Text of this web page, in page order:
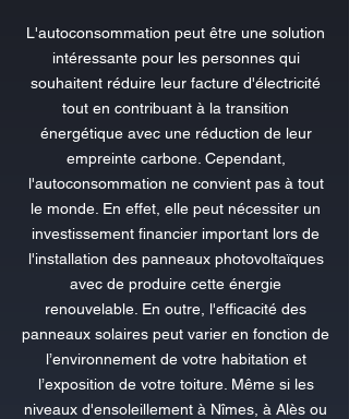
L'autoconsommation peut être une solution
intéressante pour les personnes qui
souhaitent réduire leur facture d'électricité
tout en contribuant à la transition
énergétique avec une réduction de leur
empreinte carbone. Cependant,
l'autoconsommation ne convient pas à tout
le monde. En effet, elle peut nécessiter un
investissement financier important lors de
l'installation des panneaux photovoltaïques
avec de produire cette énergie
renouvelable. En outre, l'efficacité des
panneaux solaires peut varier en fonction de
l’environnement de votre habitation et
l’exposition de votre toiture. Même si les
niveaux d'ensoleillement à Nîmes, à Alès ou